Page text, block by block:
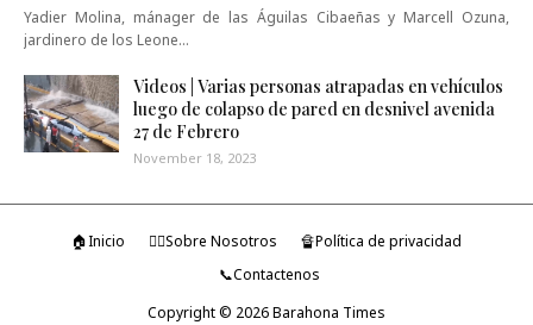
Yadier Molina, mánager de las Águilas Cibaeñas y Marcell Ozuna,
jardinero de los Leone…
Videos | Varias personas atrapadas en vehículos
luego de colapso de pared en desnivel avenida
27 de Febrero
November 18, 2023
🏠Inicio 🤷‍♂️Sobre Nosotros
🔏Política de privacidad
📞Contactenos
Copyright © 2026Barahona Times